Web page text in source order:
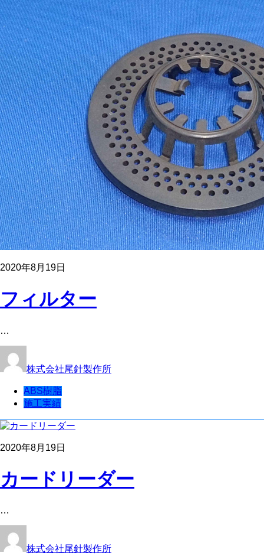
2020年8月19日
フィルター
…
株式会社尾針製作所
ABS樹脂
施工実績
2020年8月19日
カードリーダー
…
株式会社尾針製作所